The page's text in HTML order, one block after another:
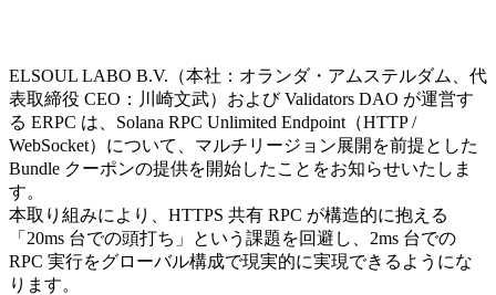
ELSOUL LABO B.V.（本社：オランダ・アムステルダム、代
表取締役 CEO：川崎文武）および Validators DAO が運営す
る ERPC は、Solana RPC Unlimited Endpoint（HTTP /
WebSocket）について、マルチリージョン展開を前提とした
Bundle クーポンの提供を開始したことをお知らせいたしま
す。
本取り組みにより、HTTPS 共有 RPC が構造的に抱える
「20ms 台での頭打ち」という課題を回避し、2ms 台での
RPC 実行をグローバル構成で現実的に実現できるようにな
ります。